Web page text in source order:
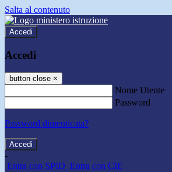
Salta al contenuto
Accedi
Accedi
button close ×
Nome Utente
Password
Password dimenticata?
-
Entra con SPID Entra con CIE